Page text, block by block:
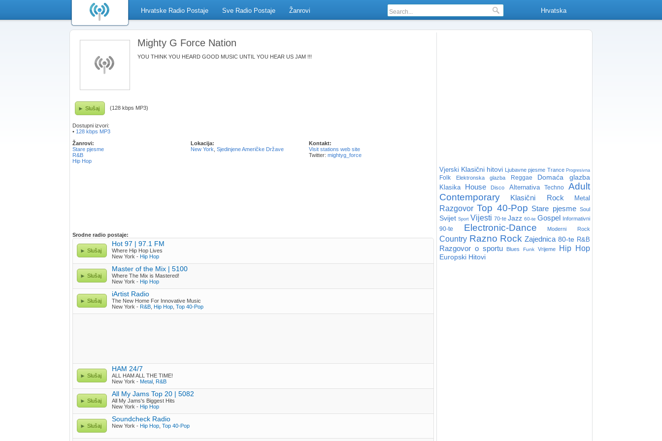
Hrvatske Radio Postaje Sve Radio Postaje Žanrovi Hrvatska
Mighty G Force Nation
YOU THINK YOU HEARD GOOD MUSIC UNTIL YOU HEAR US JAM !!!
Slušaj (128 kbps MP3)
Dostupni izvori:
• 128 kbps MP3
Žanrovi:
Stare pjesme
R&B
Hip Hop
Lokacija:
New York Sjedinjene Američke Države
Kontakt:
Visit stations web site
Twitter: mightyg_force
Srodne radio postaje:
Slušaj
Hot 97 | 97.1 FM
Where Hip Hop Lives
New York - Hip Hop
Slušaj
Master of the Mix | 5100
Where The Mix is Mastered!
New York - Hip Hop
Slušaj
iArtist Radio
The New Home For Innovative Music
New York - R&B Hip Hop Top 40-Pop
Slušaj
HAM 24/7
ALL HAM ALL THE TIME!
New York - Metal R&B
Slušaj
All My Jams Top 20 | 5082
All My Jams's Biggest Hits
New York - Hip Hop
Slušaj
Soundcheck Radio
New York - Hip Hop Top 40-Pop
Vjerski Klasični hitovi Ljubavne pjesme Trance Progresivna
Folk Elektronska glazba Reggae Domaća glazba
Klasika House Disco Alternativa Techno
Adult
Contemporary
Klasični Rock Metal
Razgovor Top 40-Pop Stare pjesme Soul
Svijet Sport Vijesti 70-te Jazz 60-te Gospel Informativni
90-te Electronic-Dance Moderni Rock
Country Razno Rock Zajednica 80-te R&B
Razgovor o sportu Blues Funk Vrijeme Hip Hop
Europski Hitovi